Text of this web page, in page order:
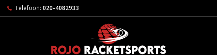
Telefoon: 020-4082933